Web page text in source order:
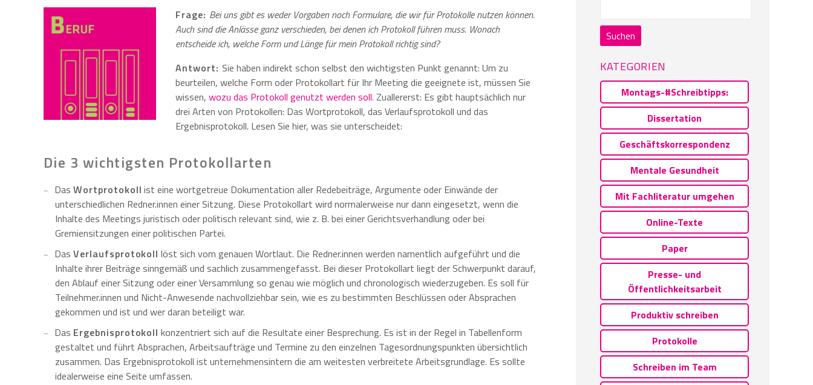
Frage: Bei uns gibt es weder Vorgaben noch Formulare, die wir für Protokolle nutzen können.
Auch sind die Anlässe ganz verschieden, bei denen ich Protokoll führen muss. Wonach
entscheide ich, welche Form und Länge für mein Protokoll richtig sind?
Antwort: Sie haben indirekt schon selbst den wichtigsten Punkt genannt: Um zu
beurteilen, welche Form oder Protokollart für Ihr Meeting die geeignete ist, müssen Sie
wissen, wozu das Protokoll genutzt werden soll. Zuallererst: Es gibt hauptsächlich nur
drei Arten von Protokollen: Das Wortprotokoll, das Verlaufsprotokoll und das
Ergebnisprotokoll. Lesen Sie hier, was sie unterscheidet:
Die 3 wichtigsten Protokollarten
Das Wortprotokoll ist eine wortgetreue Dokumentation aller Redebeiträge, Argumente oder Einwände der
unterschiedlichen Redner.innen einer Sitzung. Diese Protokollart wird normalerweise nur dann eingesetzt, wenn die
Inhalte des Meetings juristisch oder politisch relevant sind, wie z. B. bei einer Gerichtsverhandlung oder bei
Gremiensitzungen einer politischen Partei.
Das Verlaufsprotokoll löst sich vom genauen Wortlaut. Die Redner.innen werden namentlich aufgeführt und die
Inhalte ihrer Beiträge sinngemäß und sachlich zusammengefasst. Bei dieser Protokollart liegt der Schwerpunkt darauf,
den Ablauf einer Sitzung oder einer Versammlung so genau wie möglich und chronologisch wiederzugeben. Es soll für
Teilnehmer.innen und Nicht-Anwesende nachvollziehbar sein, wie es zu bestimmten Beschlüssen oder Absprachen
gekommen und ist und wer daran beteiligt war.
Das Ergebnisprotokoll konzentriert sich auf die Resultate einer Besprechung. Es ist in der Regel in Tabellenform
gestaltet und führt Absprachen, Arbeitsaufträge und Termine zu den einzelnen Tagesordnungspunkten übersichtlich
zusammen. Das Ergebnisprotokoll ist unternehmensintern die am weitesten verbreitete Arbeitsgrundlage. Es sollte
idealerweise eine Seite umfassen.
KATEGORIEN
Montags-#Schreibtipps:
Dissertation
Geschäftskorrespondenz
Mentale Gesundheit
Mit Fachliteratur umgehen
Online-Texte
Paper
Presse- und
Öffentlichkeitsarbeit
Produktiv schreiben
Protokolle
Schreiben im Team